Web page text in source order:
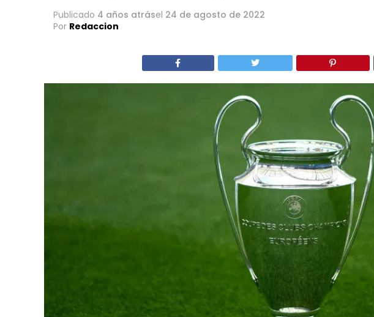
Publicado 4 años atrásel 24 de agosto de 2022
Por Redaccion